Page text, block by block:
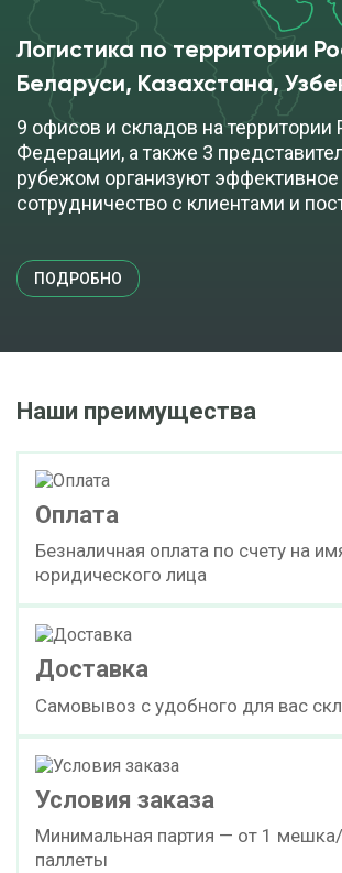
Логистика по территории
Беларуси, Казахстана,
9 офисов и складов на территории
Федерации, а также 3
рубежом организуют эффективное
сотрудничество с клиентами и
ПОДРОБНО
Наши преимущества
Оплата
Безналичная оплата по счету на
юридического лица
Доставка
Самовывоз с удобного для вас
Условия заказа
Минимальная партия — от 1
паллеты